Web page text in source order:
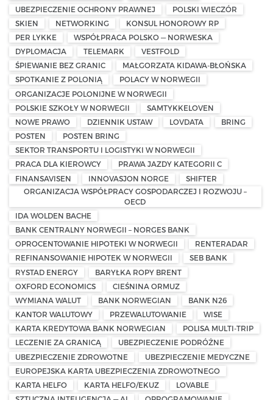
UBEZPIECZENIE OCHRONY PRAWNEJ
POLSKI WIECZÓR
SKIEN
NETWORKING
KONSUL HONOROWY RP
PER LYKKE
WSPÓŁPRACA POLSKO — NORWESKA
DYPLOMACJA
TELEMARK
VESTFOLD
ŚPIEWANIE BEZ GRANIC
MAŁGORZATA KIDAWA-BŁOŃSKA
SPOTKANIE Z POLONIĄ
POLACY W NORWEGII
ORGANIZACJE POLONIJNE W NORWEGII
POLSKIE SZKOŁY W NORWEGII
SAMTYKKELOVEN
NOWE PRAWO
DZIENNIK USTAW LOVDATA
BRING
POSTEN
POSTEN BRING
SEKTOR TRANSPORTU I LOGISTYKI W NORWEGII
PRACA DLA KIEROWCY
PRAWA JAZDY KATEGORII C
FINANSAVISEN
INNOVASJON NORGE
SHIFTER
ORGANIZACJA WSPÓŁPRACY GOSPODARCZEJ I ROZWOJU –
OECD
IDA WOLDEN BACHE
BANK CENTRALNY NORWEGII – NORGES BANK
OPROCENTOWANIE HIPOTEKI W NORWEGII
RENTERADAR
REFINANSOWANIE HIPOTEK W NORWEGII
SEB BANK
RYSTAD ENERGY
BARYŁKA ROPY BRENT
OXFORD ECONOMICS
CIEŚNINA ORMUZ
WYMIANA WALUT
BANK NORWEGIAN
BANK N26
KANTOR WALUTOWY
PRZEWALUTOWANIE
WISE
KARTA KREDYTOWA BANK NORWEGIAN
POLISA MULTI-TRIP
LECZENIE ZA GRANICĄ
UBEZPIECZENIE PODRÓŻNE
UBEZPIECZENIE ZDROWOTNE
UBEZPIECZENIE MEDYCZNE
EUROPEJSKA KARTA UBEZPIECZENIA ZDROWOTNEGO
KARTA HELFO
KARTA HELFO/EKUZ
LOVABLE